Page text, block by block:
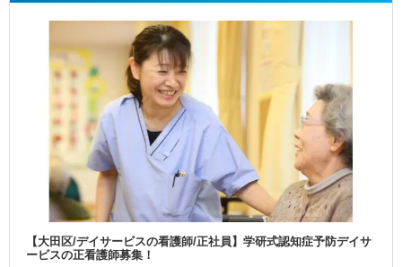
【大田区/デイサービスの看護師/正社員】学研式認知症予防デイサ
ービスの正看護師募集！